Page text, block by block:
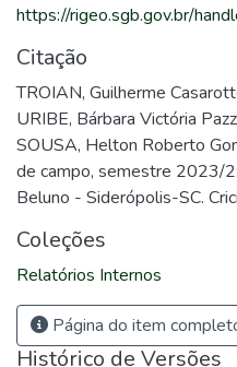
https://rigeo.sgb.gov.br/
Citação
TROIAN, Guilherme
URIBE, Bárbara Victória
SOUSA, Helton Roberto
de campo, semestre 2023/
Beluno - Siderópolis-SC.
Coleções
Relatórios Internos
Página do item
Histórico de Versões